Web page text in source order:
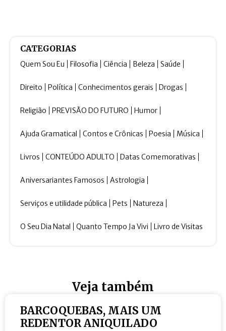
CATEGORIAS
Quem Sou Eu Filosofia Ciência Beleza Saúde
Direito Política Conhecimentos gerais Drogas
Religião PREVISÃO DO FUTURO Humor
Ajuda Gramatical Contos e Crônicas Poesia Música
Livros CONTEÚDO ADULTO Datas Comemorativas
Aniversariantes Famosos Astrologia
Serviços e utilidade pública Pets Natureza
O Seu Dia Natal Quanto Tempo Ja Vivi Livro de Visitas
Veja também
BARCOQUEBAS, MAIS UM
REDENTOR ANIQUILADO